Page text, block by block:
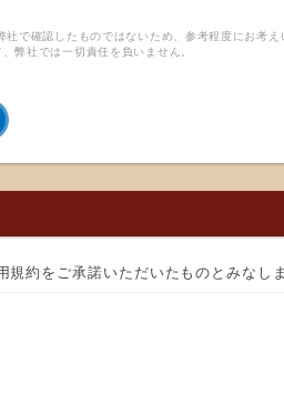
で確認したものではないため、参考程度にお考
弊社では一切責任を負いません。
約をご承諾いただいたものとみなしま